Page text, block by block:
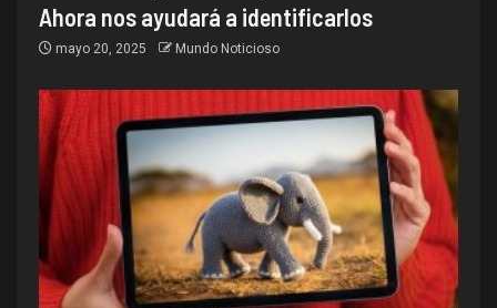
Ahora nos ayudará a identificarlos
mayo 20, 2025 Mundo Noticioso